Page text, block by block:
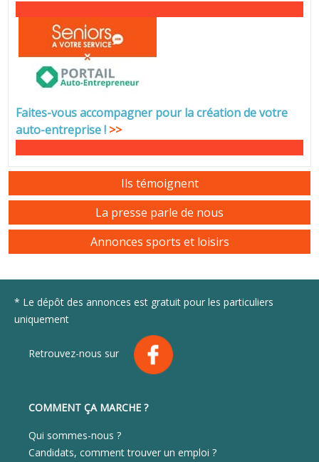
Faites-vous accompagner pour la création de votre
auto-entreprise! >>
Ils témoignent
La presse parle de nous
Annonces sports et loisirs
* Le dépôt des annonces est gratuit pour les particuliers
uniquement
Retrouvez-nous sur
COMMENT ÇA MARCHE ?
Qui sommes-nous ?
Candidats, comment trouver un emploi ?